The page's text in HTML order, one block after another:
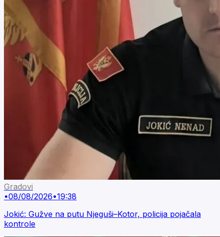
Gradovi
•08/08/2026•19:38
Jokić: Gužve na putu Njeguši–Kotor, policija pojačala
kontrole